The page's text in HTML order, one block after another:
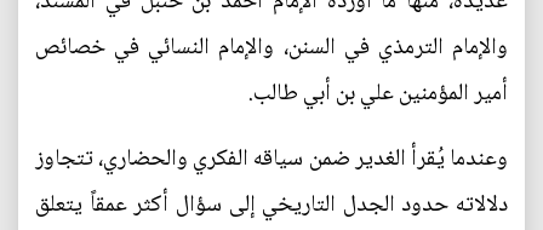
والإمام الترمذي في السنن، والإمام النسائي في خصائص
أمير المؤمنين علي بن أبي طالب.
وعندما يُقرأ الغدير ضمن سياقه الفكري والحضاري، تتجاوز
دلالاته حدود الجدل التاريخي إلى سؤال أكثر عمقاً يتعلق